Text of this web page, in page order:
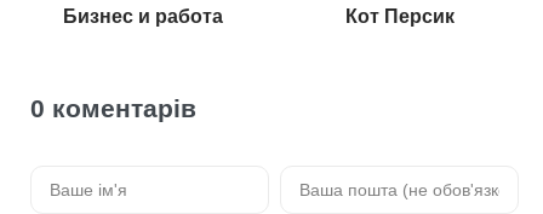
Бизнес и работа Кот Персик
0 коментарів